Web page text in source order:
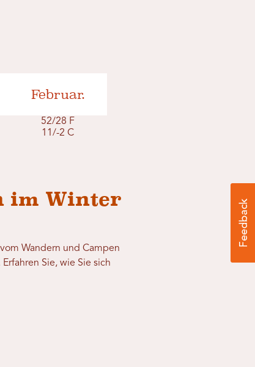
Februar.
52/28 F
11/-2 C
im Winter
Wandern und Campen
Sie, wie Sie sich